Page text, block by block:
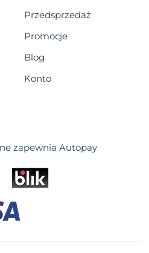
Przedsprzedaż
Promocje
Blog
Konto
zapewnia Autopay